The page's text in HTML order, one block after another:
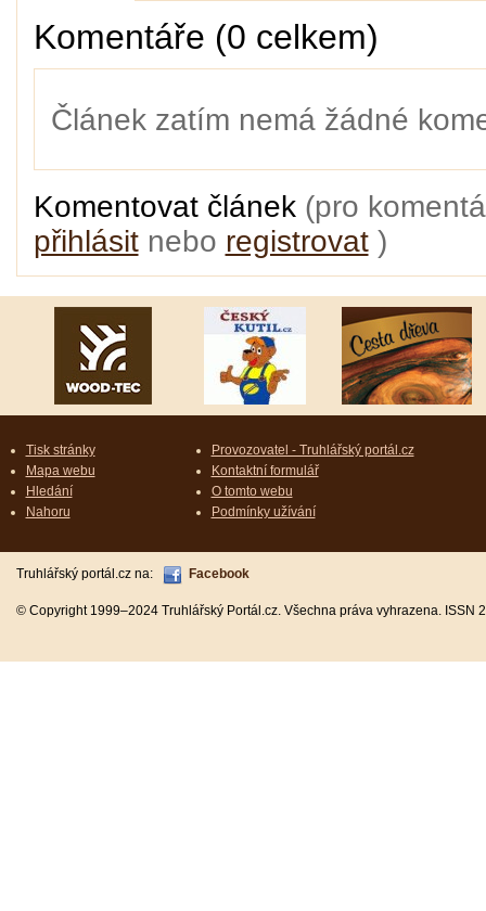
Komentáře (0 celkem)
Článek zatím nemá žádné
Komentovat článek (pro
přihlásitnebo registrovat)
Tisk stránky
Mapa webu
Hledání
Nahoru
Provozovatel - Truhlářský portál.cz
Kontaktní formulář
O tomto webu
Podmínky užívání
Truhlářský portál.cz na: Facebook
© Copyright 1999–2024 Truhlářský Portál.cz. Všechna práva vyhrazena.